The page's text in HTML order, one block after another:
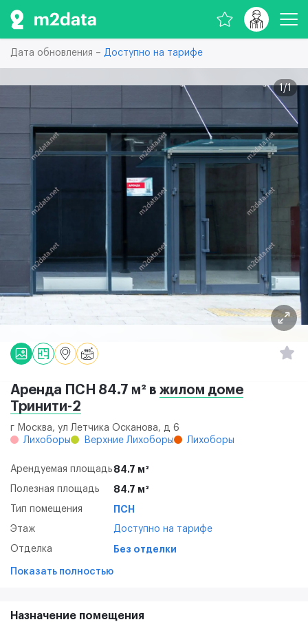
Дата обновления – Доступно на тарифе
1/1
Аренда ПСН 84.7 м² в жилом доме
Тринити-2
г Москва, ул Летчика Осканова, д 6
Лихоборы
Верхние Лихоборы Лихоборы
Арендуемая площадь 84.7 м²
Полезная площадь 84.7 м²
Тип помещения ПСН
Этаж Доступно на тарифе
Отделка Без отделки
Показать полностью
Назначение помещения